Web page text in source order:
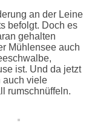
an der Leine
befolgt. Doch es
gehalten
Mühlensee auch
ist. Und da jetzt
auch viele
rumschnüffeln.